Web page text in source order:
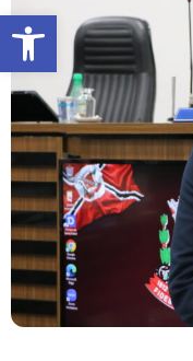
Abrir a barra de ferramentas